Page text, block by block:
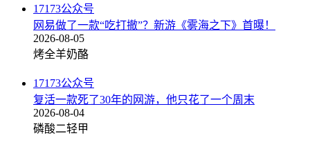
17173公众号
网易做了一款“吃打撤”？新游《雾海之下》首曝！
2026-08-05
烤全羊奶酪
17173公众号
复活一款死了30年的网游，他只花了一个周末
2026-08-04
磷酸二轻甲